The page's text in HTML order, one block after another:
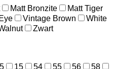
Matt Bronzite
Matt Tiger
Vintage Brown
White
Zwart
15 54 55 56
58